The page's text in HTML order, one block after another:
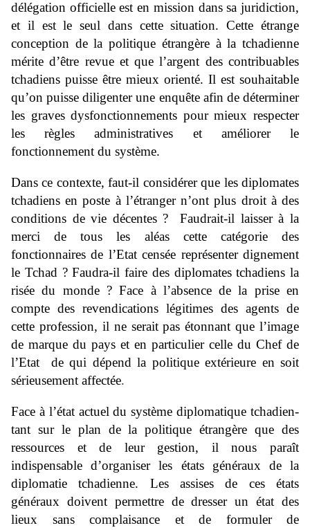
délégation officielle est en mission dans sa juridiction,
et il est le seul dans cette situation. Cette étrange
conception de la politique étrangère à la tchadienne
mérite d’être revue et que l’argent des contribuables
tchadiens puisse être mieux orienté. Il est souhaitable
qu’on puisse diligenter une enquête afin de déterminer
les graves dysfonctionnements pour mieux respecter
les règles administratives et améliorer le
fonctionnement du système.
Dans ce contexte, faut-il considérer que les diplomates
tchadiens en poste à l’étranger n’ont plus droit à des
conditions de vie décentes ? Faudrait-il laisser à la
merci de tous les aléas cette catégorie des
fonctionnaires de l’Etat censée représenter dignement
le Tchad ? Faudra-il faire des diplomates tchadiens la
risée du monde ? Face à l’absence de la prise en
compte des revendications légitimes des agents de
cette profession, il ne serait pas étonnant que l’image
de marque du pays et en particulier celle du Chef de
l’Etat de qui dépend la politique extérieure en soit
sérieusement affectée.
Face à l’état actuel du système diplomatique tchadien-
tant sur le plan de la politique étrangère que des
ressources et de leur gestion, il nous paraît
indispensable d’organiser les états généraux de la
diplomatie tchadienne. Les assises de ces états
généraux doivent permettre de dresser un état des
lieux sans complaisance et de formuler de